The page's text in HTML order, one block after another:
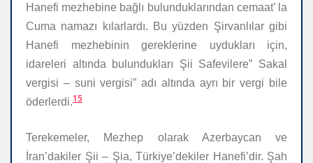
Hanefi mezhebine bağlı bulunduklarından cemaat’ la
Cuma namazı kılarlardı. Bu yüzden Şirvanlılar gibi
Hanefi mezhebinin gereklerine uydukları için,
idareleri altında bulundukları Şii Safevilere” Sakal
vergisi – suni vergisi” adı altında ayrı bir vergi bile
öderlerdi.15
Terekemeler,
Mezhep olarak Azerbaycan ve
İran’dakiler Şii – Şia, Türkiye’dekiler Hanefi’dir. Şah